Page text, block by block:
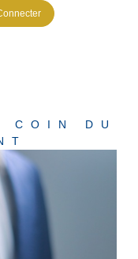
COIN DU